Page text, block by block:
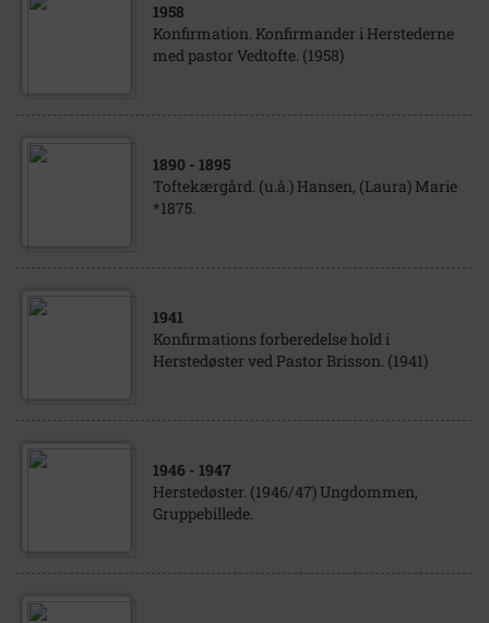
1958
Konfirmation. Konfirmander i Herstederne
med pastor Vedtofte. (1958)
1890 - 1895
Toftekærgård. (u.å.) Hansen, (Laura) Marie
*1875.
1941
Konfirmations forberedelse hold i
Herstedøster ved Pastor Brisson. (1941)
1946 - 1947
Herstedøster. (1946/47) Ungdommen,
Gruppebillede.